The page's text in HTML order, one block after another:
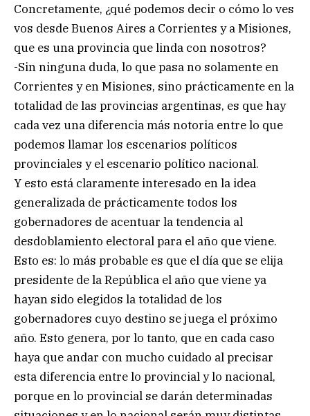
Concretamente, ¿qué podemos decir o cómo lo ves
vos desde Buenos Aires a Corrientes y a Misiones,
que es una provincia que linda con nosotros?
-Sin ninguna duda, lo que pasa no solamente en
Corrientes y en Misiones, sino prácticamente en la
totalidad de las provincias argentinas, es que hay
cada vez una diferencia más notoria entre lo que
podemos llamar los escenarios políticos
provinciales y el escenario político nacional.
Y esto está claramente interesado en la idea
generalizada de prácticamente todos los
gobernadores de acentuar la tendencia al
desdoblamiento electoral para el año que viene.
Esto es: lo más probable es que el día que se elija
presidente de la República el año que viene ya
hayan sido elegidos la totalidad de los
gobernadores cuyo destino se juega el próximo
año. Esto genera, por lo tanto, que en cada caso
haya que andar con mucho cuidado al precisar
esta diferencia entre lo provincial y lo nacional,
porque en lo provincial se darán determinadas